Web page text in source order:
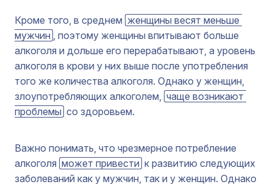
Кроме того, в среднем женщины весят меньше
мужчин , поэтому женщины впитывают больше
алкоголя и дольше его перерабатывают, а уровень
алкоголя в крови у них выше после употребления
того же количества алкоголя. Однако у женщин,
злоупотребляющих алкоголем, чаще возникают
проблемы со здоровьем.
Важно понимать, что чрезмерное потребление
алкоголя может привести к развитию следующих
заболеваний как у мужчин, так и у женщин. Однако